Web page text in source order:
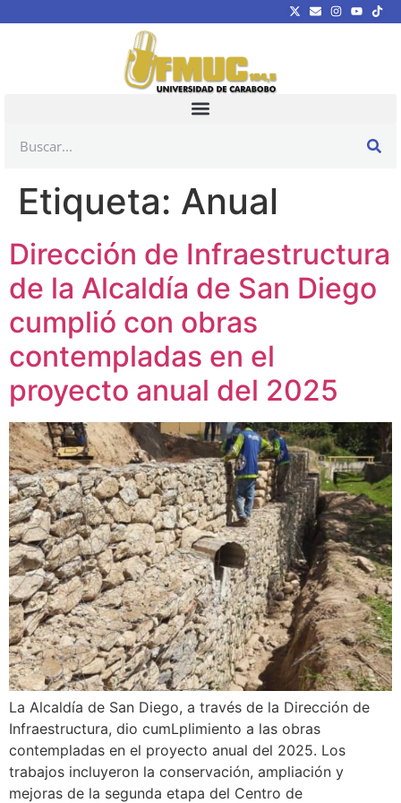
Etiqueta: Anual
Dirección de Infraestructura
de la Alcaldía de San Diego
cumplió con obras
contempladas en el
proyecto anual del 2025
La Alcaldía de San Diego, a través de la Dirección de
Infraestructura, dio cumLplimiento a las obras
contempladas en el proyecto anual del 2025. Los
trabajos incluyeron la conservación, ampliación y
mejoras de la segunda etapa del Centro de